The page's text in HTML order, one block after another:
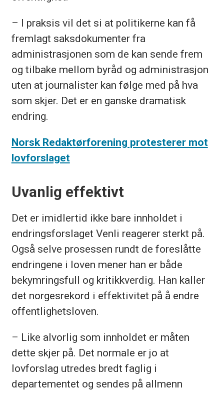
– I praksis vil det si at politikerne kan få
fremlagt saksdokumenter fra
administrasjonen som de kan sende frem
og tilbake mellom byråd og administrasjon
uten at journalister kan følge med på hva
som skjer. Det er en ganske dramatisk
endring.
Norsk Redaktørforening protesterer mot
lovforslaget
Uvanlig effektivt
Det er imidlertid ikke bare innholdet i
endringsforslaget Venli reagerer sterkt på.
Også selve prosessen rundt de foreslåtte
endringene i loven mener han er både
bekymringsfull og kritikkverdig. Han kaller
det norgesrekord i effektivitet på å endre
offentlighetsloven.
– Like alvorlig som innholdet er måten
dette skjer på. Det normale er jo at
lovforslag utredes bredt faglig i
departementet og sendes på allmenn